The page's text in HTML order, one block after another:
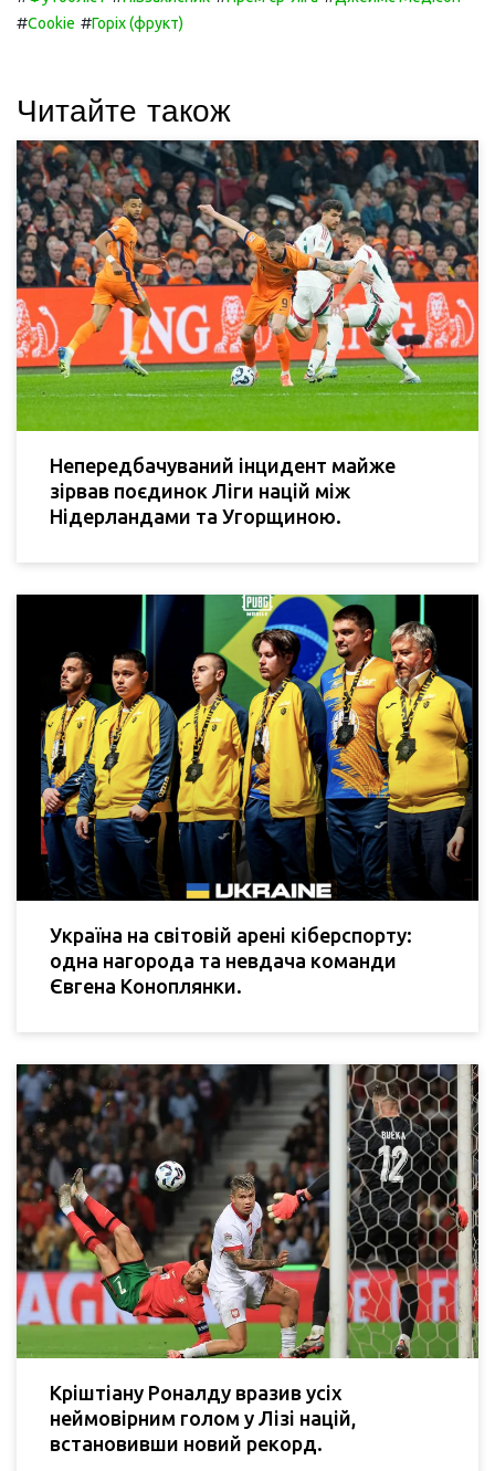
#Cookie #Горіх (фрукт)
Читайте також
Непередбачуваний інцидент майже
зірвав поєдинок Ліги націй між
Нідерландами та Угорщиною.
Україна на світовій арені кіберспорту:
одна нагорода та невдача команди
Євгена Коноплянки.
Кріштіану Роналду вразив усіх
неймовірним голом у Лізі націй,
встановивши новий рекорд.